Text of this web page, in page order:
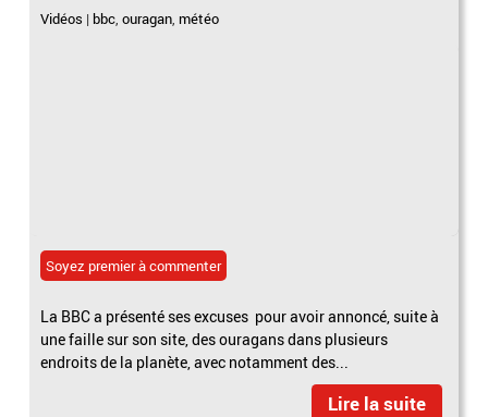
Vidéos | bbc,ouragan, météo
Soyez premier à commenter
La BBC a présenté ses excuses pour avoir annoncé, suite à
une faille sur son site, des ouragans dans plusieurs
endroits de la planète, avec notamment des...
Lire la suite